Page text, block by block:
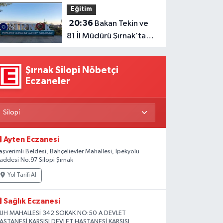
Eğitim
20:36
81 İl Müdürü Şırnak’ta
Toplanıyor
Şırnak Silopi Nöbetçi
Eczaneler
Ayten Eczanesi
Beldesi, Bahçelievler Mahallesi, İpekyolu
No:97 Silopi Şırnak
Yol Tarifi Al
Sağlık Eczanesi
MAHALLESİ 342.SOKAK NO:50 A DEVLET